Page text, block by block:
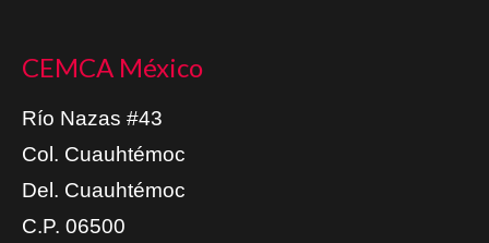
CEMCA México
Río Nazas #43
Col. Cuauhtémoc
Del. Cuauhtémoc
C.P. 06500